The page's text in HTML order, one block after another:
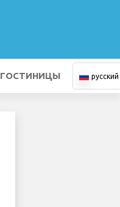
ГОСТИНИЦЫ русский